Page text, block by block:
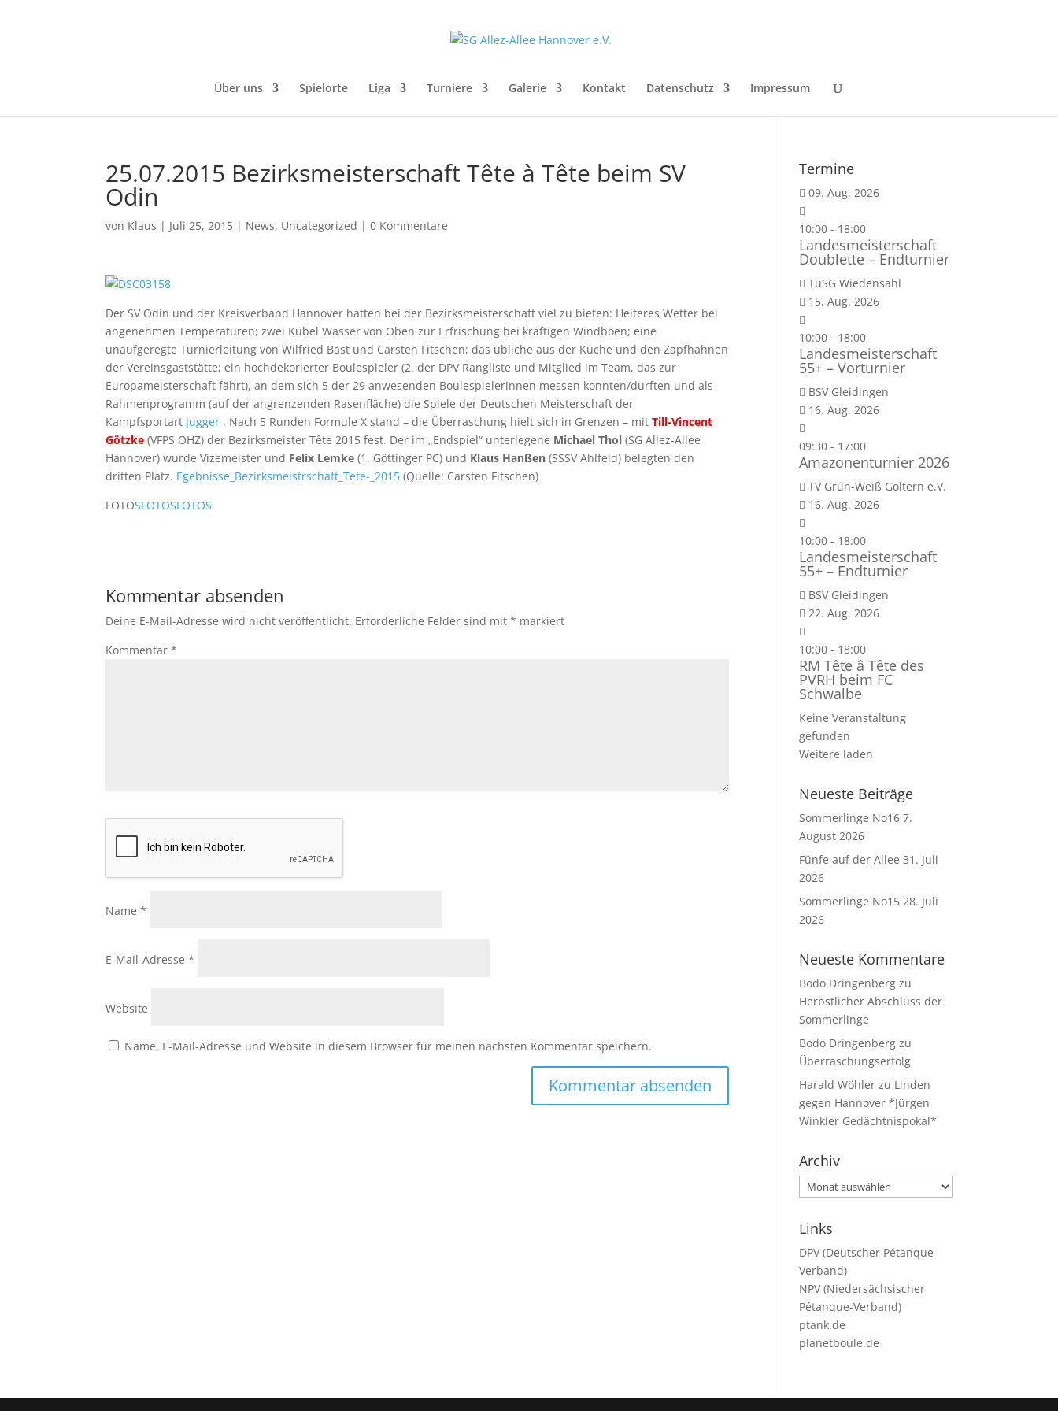
Über uns Spielorte Liga Turniere Galerie Kontakt Datenschutz Impressum
25.07.2015 Bezirksmeisterschaft Tête à Tête beim SV
Odin
von Klaus | Juli 25, 2015 | News, Uncategorized |0 Kommentare
Der SV Odin und der Kreisverband Hannover hatten bei der Bezirksmeisterschaft viel zu bieten: Heiteres Wetter bei
angenehmen Temperaturen; zwei Kübel Wasser von Oben zur Erfrischung bei kräftigen Windböen; eine
unaufgeregte Turnierleitung von Wilfried Bast und Carsten Fitschen; das übliche aus der Küche und den Zapfhahnen
der Vereinsgaststätte; ein hochdekorierter Boulespieler (2. der DPV Rangliste und Mitglied im Team, das zur
Europameisterschaft fährt), an dem sich 5 der 29 anwesenden Boulespielerinnen messen konnten/durften und als
Rahmenprogramm (auf der angrenzenden Rasenfläche) die Spiele der Deutschen Meisterschaft der
Kampfsportart Jugger . Nach 5 Runden Formule X stand – die Überraschung hielt sich in Grenzen – mitTill-Vincent
Götzke (VFPS OHZ) der Bezirksmeister Tête 2015 fest. Der im „Endspiel“ unterlegene Michael Thol (SG Allez-Allee
Hannover) wurde Vizemeister und Felix Lemke (1. Göttinger PC) und Klaus Hanßen (SSSV Ahlfeld) belegten den
dritten Platz. Egebnisse_Bezirksmeistrschaft_Tete-_2015 (Quelle: Carsten Fitschen)
FOTOSFOTOSFOTOS
Kommentar absenden
Deine E-Mail-Adresse wird nicht veröffentlicht. Erforderliche Felder sind mit* markiert
Kommentar*
Name*
E-Mail-Adresse*
Website
Name, E-Mail-Adresse und Website in diesem Browser für meinen nächsten Kommentar speichern.
Termine
09. Aug. 2026
10:00 - 18:00
Landesmeisterschaft
Doublette – Endturnier
TuSG Wiedensahl
15. Aug. 2026
10:00 - 18:00
Landesmeisterschaft
55+ – Vorturnier
BSV Gleidingen
16. Aug. 2026
09:30 - 17:00
Amazonenturnier 2026
TV Grün-Weiß Goltern e.V.
16. Aug. 2026
10:00 - 18:00
Landesmeisterschaft
55+ – Endturnier
BSV Gleidingen
22. Aug. 2026
10:00 - 18:00
RM Tête â Tête des
PVRH beim FC
Schwalbe
Keine Veranstaltung
gefunden
Weitere laden
Neueste Beiträge
Sommerlinge No16 7.
August 2026
Fünfe auf der Allee 31. Juli
2026
Sommerlinge No15 28. Juli
2026
Neueste Kommentare
Bodo Dringenberg zu
Herbstlicher Abschluss der
Sommerlinge
Bodo Dringenberg zu
Überraschungserfolg
Harald Wöhler zu Linden
gegen Hannover *Jürgen
Winkler Gedächtnispokal*
Archiv
Archiv
Links
DPV (Deutscher Pétanque-
Verband)
NPV (Niedersächsischer
Pétanque-Verband)
ptank.de
planetboule.de